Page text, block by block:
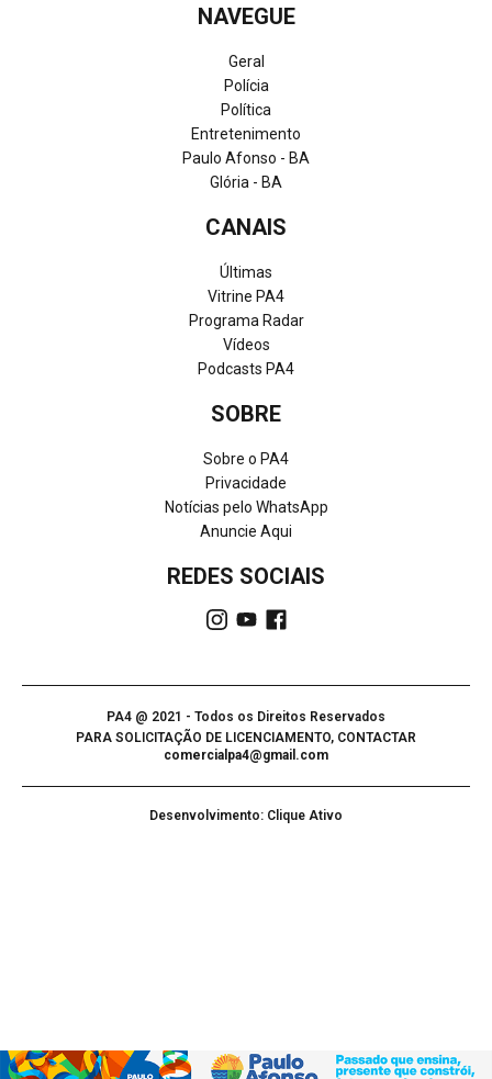
NAVEGUE
Geral
Polícia
Política
Entretenimento
Paulo Afonso - BA
Glória - BA
CANAIS
Últimas
Vitrine PA4
Programa Radar
Vídeos
Podcasts PA4
SOBRE
Sobre o PA4
Privacidade
Notícias pelo WhatsApp
Anuncie Aqui
REDES SOCIAIS
PA4 @ 2021 - Todos os Direitos Reservados
PARA SOLICITAÇÃO DE LICENCIAMENTO, CONTACTAR
comercialpa4@gmail.com
Desenvolvimento: Clique Ativo